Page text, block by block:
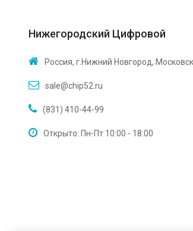
Нижегородский Цифровой
Россия, г.Нижний Новгород,
sale@chip52.ru
(831) 410-44-99
Открыто: Пн-Пт 10:00 - 18:00